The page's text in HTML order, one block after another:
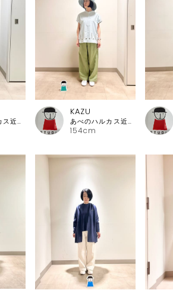
あべのハルカス近鉄本店 ピッコーネ
154cm
KAZU
あべのハルカス近鉄本店 ピッコーネ